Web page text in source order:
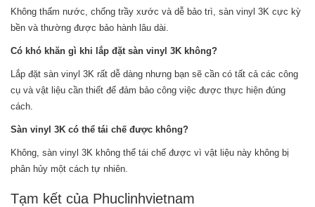
Không thấm nước, chống trầy xước và dễ bảo trì, sàn vinyl 3K cực kỳ
bền và thường được bảo hành lâu dài.
Có khó khăn gì khi lắp đặt sàn vinyl 3K không?
Lắp đặt sàn vinyl 3K rất dễ dàng nhưng bạn sẽ cần có tất cả các công
cụ và vật liệu cần thiết để đảm bảo công việc được thực hiện đúng
cách.
Sàn vinyl 3K có thể tái chế được không?
Không, sàn vinyl 3K không thể tái chế được vì vật liệu này không bị
phân hủy một cách tự nhiên.
Tạm kết của Phuclinhvietnam